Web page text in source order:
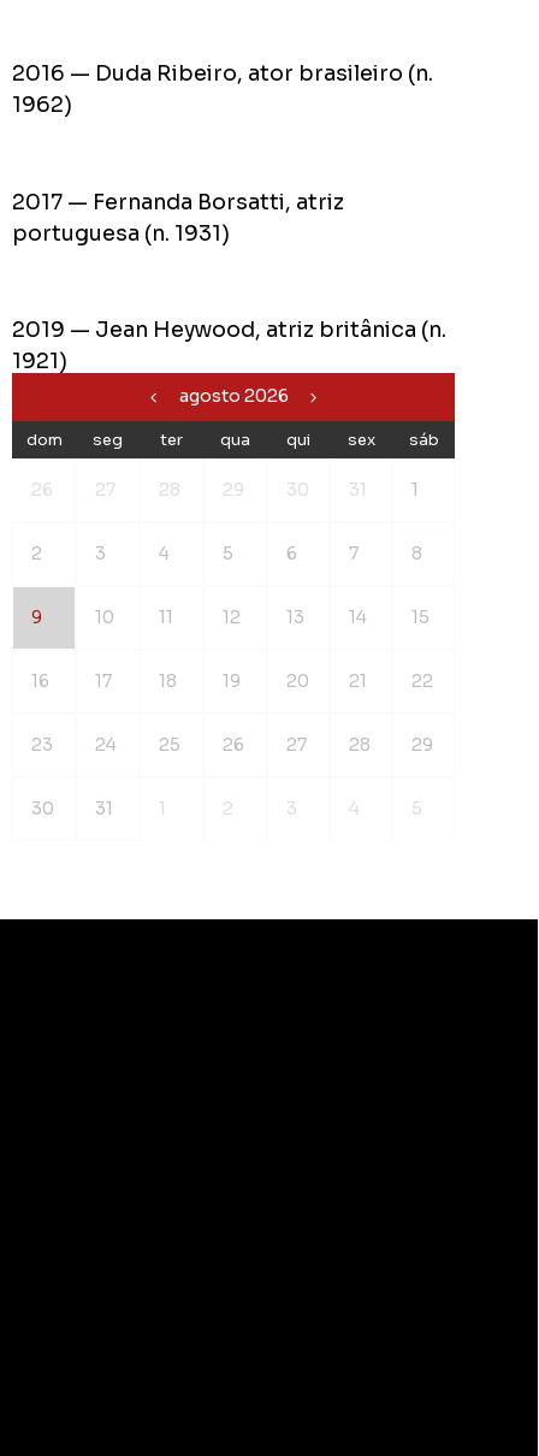
2016 — Duda Ribeiro, ator brasileiro (n.
1962)
2017 — Fernanda Borsatti, atriz
portuguesa (n. 1931)
2019 — Jean Heywood, atriz britânica (n.
1921)
agosto 2026
dom seg ter qua qui sex sáb
26 27 28 29 30 31 1
2 3 4 5 6 7 8
9 10 11 12 13 14 15
16 17 18 19 20 21 22
23 24 25 26 27 28 29
30 31 1 2 3 4 5